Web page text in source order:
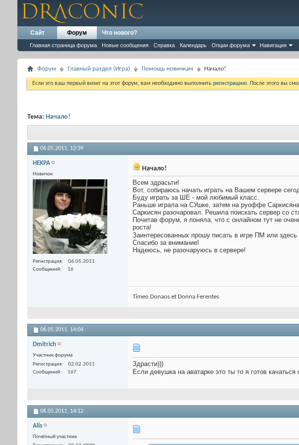
Сайт Форум
Главная страница форума Новые сообщения Справка Календарь Опции форума Навигация
Что нового?
Форум Главный раздел (Игра) Помощь новичкам Начало!
Если это ваш первый визит на этот форум, вам необходимо выполнить регистрацию. После этого вы
Тема: Начало!
06.05.2011, 12:39
HEKPA
Новичок
Регистрация
06.05.2011
Сообщений
16
Начало!
Всем здрасьти!
Вот, собираюсь начать играть на Вашем сервере
Буду играть за ШЕ - мой любимый класс.
Раньше играла на СУшке, затем на руоффе
Саркисян разочаровал. Решила поискать сервер со
Почитав форум, я поняла, что с онлайном тут не
роста!
Заинтересованных прошу писать в игре ПМ или здесь
Спасибо за внимание!
Надеюсь, не разочаруюсь в сервере!
Timeo Donaos et Donna Ferentes
06.05.2011, 14:04
Dmitrich
Участник форума
Регистрация
02.02.2011
Сообщений
167
Здрасти)))
Если девушка на аватарке это ты то я готов качаться
06.05.2011, 14:12
Alis
Почётный участник